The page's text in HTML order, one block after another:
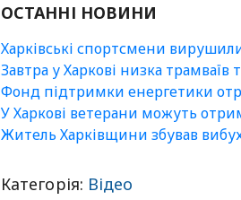
ОСТАННІ НОВИНИ
Харківські спортсмени
Завтра у Харкові низка
Фонд підтримки енергетики
У Харкові ветерани можуть
Житель Харківщини збував
Категорія: Відео